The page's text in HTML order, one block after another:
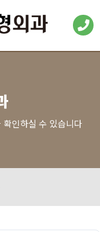
인하실 수 있습니다